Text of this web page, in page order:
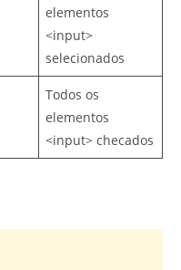
elementos
<input>
selecionados
Todos os
elementos
<input> checados